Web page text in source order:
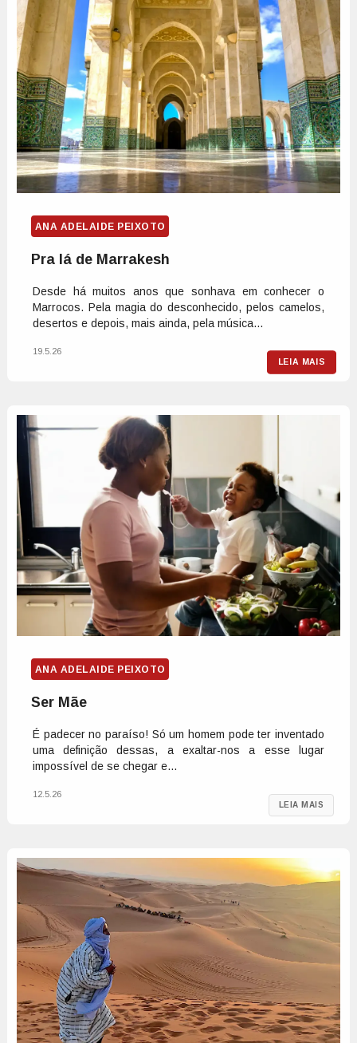
ANA ADELAIDE PEIXOTO
Pra lá de Marrakesh
Desde há muitos anos que sonhava em conhecer o
Marrocos. Pela magia do desconhecido, pelos camelos,
desertos e depois, mais ainda, pela música...
LEIA MAIS
19.5.26
ANA ADELAIDE PEIXOTO
Ser Mãe
É padecer no paraíso! Só um homem pode ter inventado
uma definição dessas, a exaltar-nos a esse lugar
impossível de se chegar e...
LEIA MAIS
12.5.26